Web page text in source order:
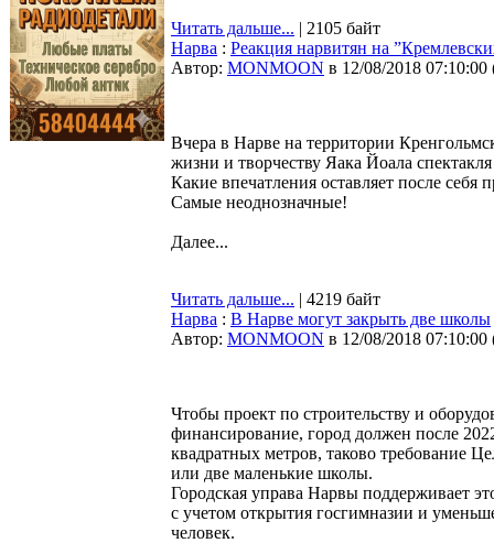
Читать дальше... | 2105 байт
Нарва : Реакция нарвитян на
Автор: MONMOON в 12/08/2018 07:10:00
Вчера в Нарве на территории
жизни и творчеству Яака Йоала
Какие впечатления оставляет после себя
Самые неоднозначные!
Далее...
Читать дальше... | 4219 байт
Нарва : В Нарве могут закрыть две школы
Автор: MONMOON в 12/08/2018 07:10:00
Чтобы проект по строительству и
финансирование, город должен после
квадратных метров, таково требование
или две маленькие школы.
Городская управа Нарвы поддерживает
с учетом открытия госгимназии и
человек.